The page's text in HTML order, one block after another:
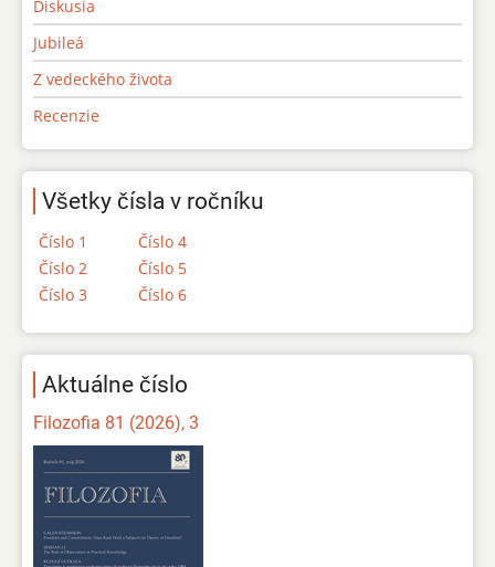
Diskusia
Jubileá
Z vedeckého života
Recenzie
Všetky čísla v ročníku
Číslo 1
Číslo 2
Číslo 3
Číslo 4
Číslo 5
Číslo 6
Aktuálne číslo
Filozofia 81 (2026), 3